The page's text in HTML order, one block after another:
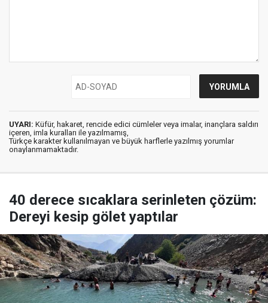
UYARI: Küfür, hakaret, rencide edici cümleler veya imalar, inançlara saldırı
içeren, imla kuralları ile yazılmamış,
Türkçe karakter kullanılmayan ve büyük harflerle yazılmış yorumlar
onaylanmamaktadır.
40 derece sıcaklara serinleten çözüm:
Dereyi kesip gölet yaptılar